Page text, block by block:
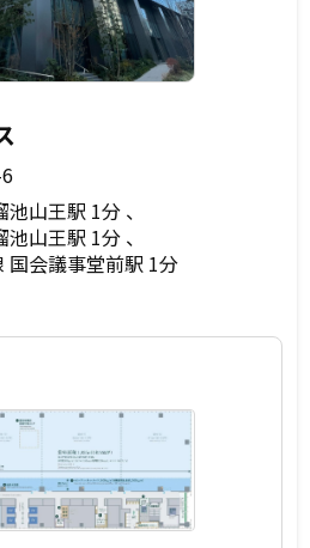
池山王駅 1分
池山王駅 1分
国会議事堂前駅 1分